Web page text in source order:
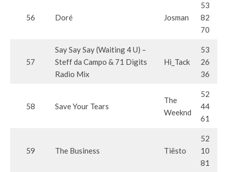
56 Doré Josman
53
82
70
57
Say Say Say (Waiting 4 U) –
Steff da Campo & 71 Digits
Radio Mix
Hi_Tack
53
26
36
58 Save Your Tears
The
Weeknd
52
44
61
59 The Business Tiësto
52
10
81